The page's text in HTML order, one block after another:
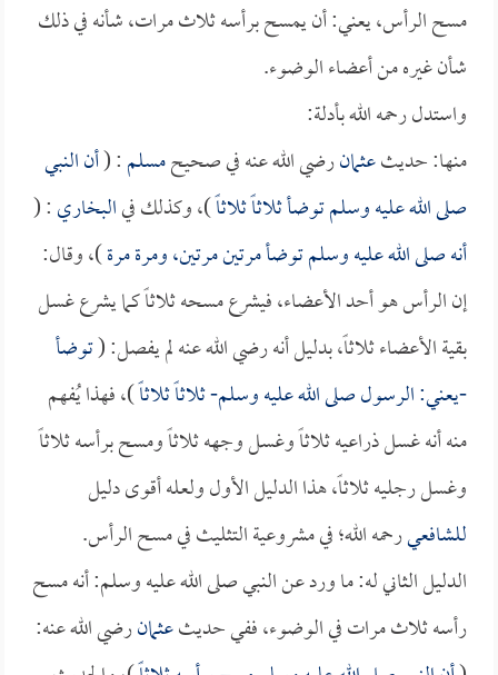
مسح الرأس، يعني: أن يمسح برأسه ثلاث مرات، شأنه في ذلك
شأن غيره من أعضاء الوضوء.
واستدل رحمه الله بأدلة:
منها: حديثعثمانرضي الله عنه في صحيحمسلم: (أن النبي
صلى الله عليه وسلم توضأ ثلاثاً ثلاثاً)، وكذلك فيالبخاري: (
أنه صلى الله عليه وسلم توضأ مرتين مرتين، ومرة مرة)، وقال:
إن الرأس هو أحد الأعضاء، فيشرع مسحه ثلاثاً كما يشرع غسل
بقية الأعضاء ثلاثاً، بدليل أنه رضي الله عنه لم يفصل: (توضأ
-يعني: الرسول صلى الله عليه وسلم- ثلاثاً ثلاثاً)، فهذا يُفهم
منه أنه غسل ذراعيه ثلاثاً وغسل وجهه ثلاثاً ومسح برأسه ثلاثاً
وغسل رجليه ثلاثاً، هذا الدليل الأول ولعله أقوى دليل
للشافعيرحمه الله؛ في مشروعية التثليث في مسح الرأس.
الدليل الثاني له: ما ورد عن النبي صلى الله عليه وسلم: أنه مسح
رأسه ثلاث مرات في الوضوء، ففي حديثعثمانرضي الله عنه: